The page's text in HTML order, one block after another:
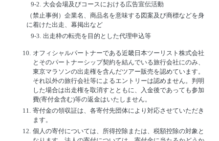
9-2. 大会会場及びコースにおける広告宣伝活動
（禁止事例）企業名、商品名を意味する図案及び商標などを身
に着けた出走、幕掲出など
9-3. 出走枠の転売を目的とした代理申込等
10. オフィシャルパートナーである近畿日本ツーリスト株式会社
とそのパートナーシップ契約を結んでいる旅行会社にのみ、
東京マラソンの出走権を含んだツアー販売を認めています。
それ以外の旅行会社等によるエントリーは認めません。判明
した場合は出走権を取消すとともに、入金後であっても参加
費(寄付金含む)等の返金はいたしません。
11. 寄付金の領収証は、各寄付先団体により対応させていただき
ます。
12. 個人の寄付については、所得控除または、税額控除の対象と